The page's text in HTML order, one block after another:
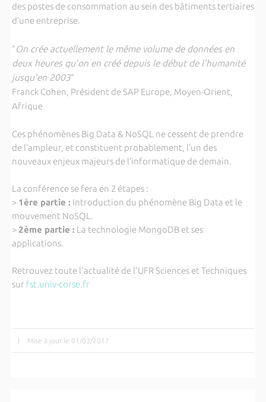
des postes de consommation au sein des bâtiments tertiaires
d’une entreprise.
"On crée actuellement le même volume de données en
deux heures qu’on en créé depuis le début de l’humanité
jusqu’en 2003"
Franck Cohen, Président de SAP Europe, Moyen-Orient,
Afrique
Ces phénomènes Big Data & NoSQL ne cessent de prendre
de l’ampleur, et constituent probablement, l’un des
nouveaux enjeux majeurs de l’informatique de demain.
La conférence se fera en 2 étapes :
> 1ère partie : Introduction du phénomène Big Data et le
mouvement NoSQL.
> 2ème partie : La technologie MongoDB et ses
applications.
Retrouvez toute l'actualité de l'UFR Sciences et Techniques
sur fst.univ-corse.fr
| Mise à jour le 01/03/2017